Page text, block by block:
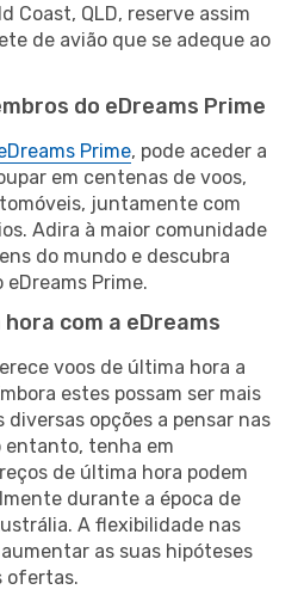
Coast, QLD, reserve assim
de avião que se adeque ao
do eDreams Prime
Prime, pode aceder a
em centenas de voos,
juntamente com
Adira à maior comunidade
do mundo e descubra
Prime.
com a eDreams
voos de última hora a
estes possam ser mais
diversas opções a pensar nas
entanto, tenha em
de última hora podem
durante a época de
A flexibilidade nas
as suas hipóteses
ofertas.